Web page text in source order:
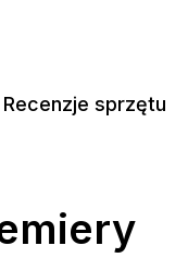
Recenzje sprzętu